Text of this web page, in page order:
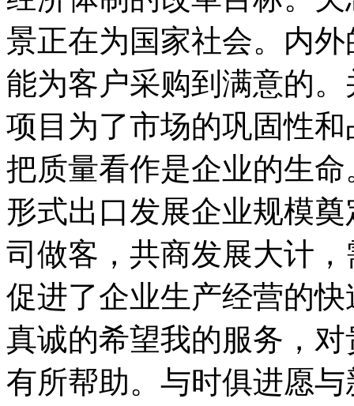
景正在为国家社会。内
能为客户采购到满意的
项目为了市场的巩固性
把质量看作是企业的生
形式出口发展企业规模
司做客，共商发展大计
促进了企业生产经营的
真诚的希望我的服务，
有所帮助。与时俱进愿